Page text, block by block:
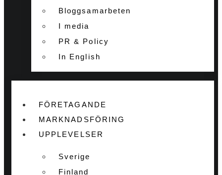
Bloggsamarbeten
I media
PR & Policy
In English
FÖRETAGANDE
MARKNADSFÖRING
UPPLEVELSER
Sverige
Finland